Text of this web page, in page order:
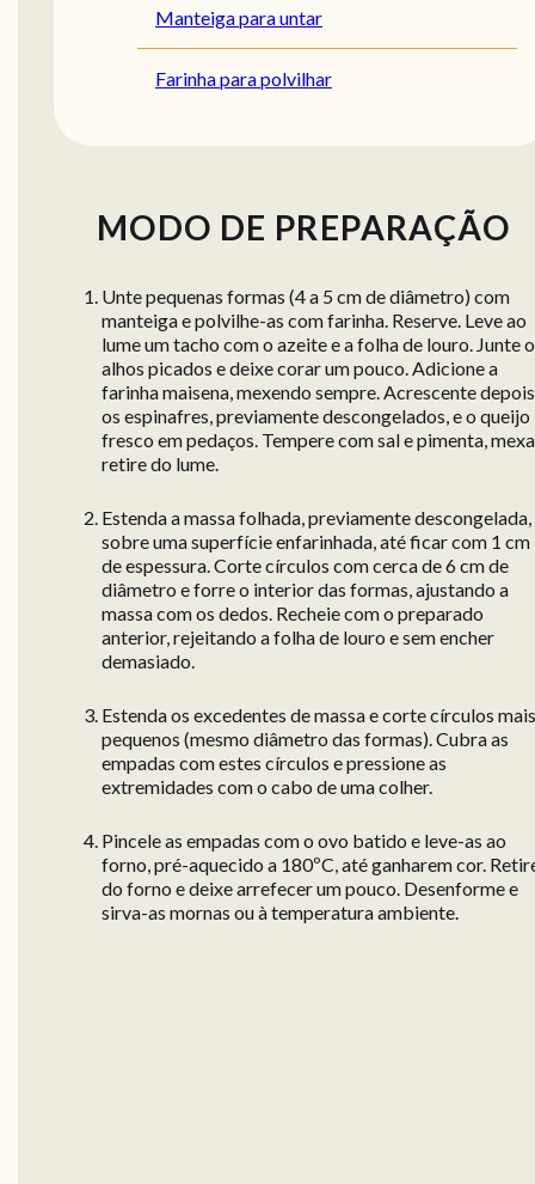
Manteiga para untar
Farinha para polvilhar
MODO DE PREPARAÇÃO
Unte pequenas formas (4 a 5 cm de diâmetro) com
manteiga e polvilhe-as com farinha. Reserve. Leve ao
lume um tacho com o azeite e a folha de louro. Junte
alhos picados e deixe corar um pouco. Adicione a
farinha maisena, mexendo sempre. Acrescente depois
os espinafres, previamente descongelados, e o queijo
fresco em pedaços. Tempere com sal e pimenta,
retire do lume.
Estenda a massa folhada, previamente descongelada,
sobre uma superfície enfarinhada, até ficar com 1 cm
de espessura. Corte círculos com cerca de 6 cm de
diâmetro e forre o interior das formas, ajustando a
massa com os dedos. Recheie com o preparado
anterior, rejeitando a folha de louro e sem encher
demasiado.
Estenda os excedentes de massa e corte círculos mais
pequenos (mesmo diâmetro das formas). Cubra as
empadas com estes círculos e pressione as
extremidades com o cabo de uma colher.
Pincele as empadas com o ovo batido e leve-as ao
forno, pré-aquecido a 180ºC, até ganharem cor.
do forno e deixe arrefecer um pouco. Desenforme e
sirva-as mornas ou à temperatura ambiente.